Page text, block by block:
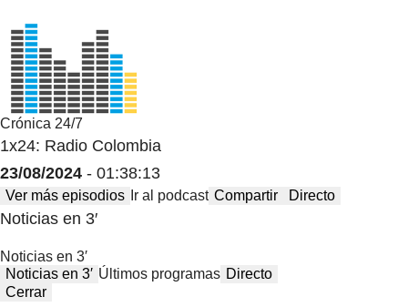
Crónica 24/7
1x24: Radio Colombia
23/08/2024 - 01:38:13
Ver más episodios Ir al podcast Compartir Directo
Noticias en 3′
Noticias en 3′
Noticias en 3′ Últimos programas Directo
Cerrar